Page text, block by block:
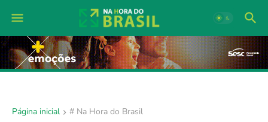
Página inicial # Na Hora do Brasil